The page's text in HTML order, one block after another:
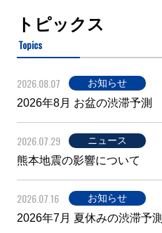
トピックス
Topics
2026.08.07 お知らせ
2026年8月 お盆の渋滞予測
2026.07.29 ニュース
熊本地震の影響について
2026.07.16 お知らせ
2026年7月 夏休みの渋滞予測